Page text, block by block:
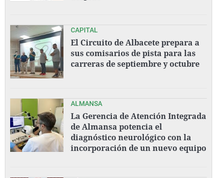
CAPITAL
El Circuito de Albacete prepara a
sus comisarios de pista para las
carreras de septiembre y octubre
ALMANSA
La Gerencia de Atención Integrada
de Almansa potencia el
diagnóstico neurológico con la
incorporación de un nuevo equipo